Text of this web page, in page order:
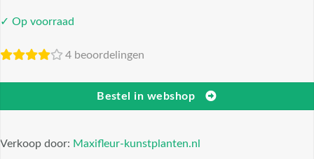
✓ Op voorraad
4 beoordelingen
Bestel in webshop
Verkoop door: Maxifleur-kunstplanten.nl